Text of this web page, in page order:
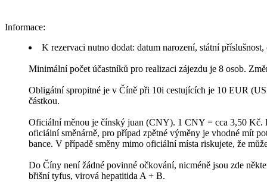
Informace:
K rezervaci nutno dodat: datum narození, státní
Minimální počet účastníků pro realizaci zájezdu je 8 osob.
Obligátní spropitné je v Číně při 10i cestujících je 10 EUR
částkou.
Oficiální měnou je čínský juan (CNY). 1 CNY = cca 3,50 Kč.
oficiální směnárně, pro případ zpětné výměny je vhodné mít
bance. V případě směny mimo oficiální místa riskujete, že
Do Číny není žádné povinné očkování, nicméně jsou zde
břišní tyfus, virová hepatitida A + B.